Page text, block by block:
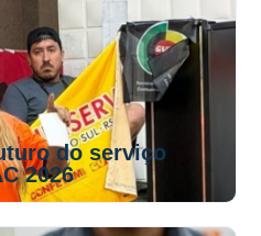
do serviço
2026